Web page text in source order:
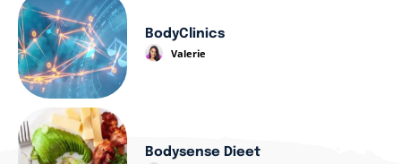
BodyClinics
Valerie
Bodysense Dieet